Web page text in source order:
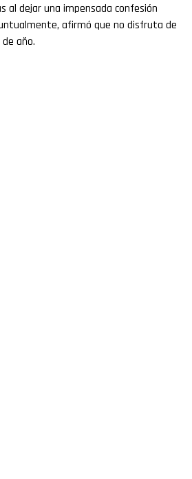
al dejar una impensada confesión
afirmó que no disfruta de
año.